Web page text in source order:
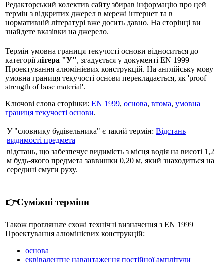
Редакторський колектив сайту збирав інформацію про цей
термін з відкритих джерел в мережі інтернет та в
нормативній літературі вже досить давно. На сторінці ви
знайдете вказівки на джерело.
Термін умовна границя текучості основи відноситься до
категоріїлітера "У", згадується у документі EN 1999
Проектування алюмінієвих конструкцій. На англійську мову
умовна границя текучості основи перекладається, як 'proof
strength of base material'.
Ключові слова сторінки: EN 1999, основа, втома, умовна
границя текучості основи.
У "словнику будівельника" є такий термін: Відстань
видимості предмета
відстань, що забезпечує видимість з місця водія на висоті 1,2
м будь-якого предмета заввишки 0,20 м, який знаходиться на
середині смуги руху.
👉Суміжні терміни
Також прогляньте схожі технічні визначення з EN 1999
Проектування алюмінієвих конструкцій:
основа
еквівалентне навантаження постійної амплітуди